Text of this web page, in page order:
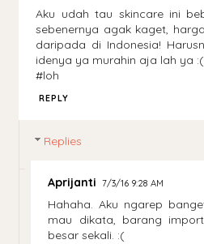
Aku udah tau skincare ini
sebenernya agak kaget,
daripada di Indonesia!
idenya ya murahin aja lah ya :(
#loh
REPLY
Replies
Aprijanti 7/3/16 9:28 AM
Hahaha. Aku ngarep
mau dikata, barang
besar sekali. :(